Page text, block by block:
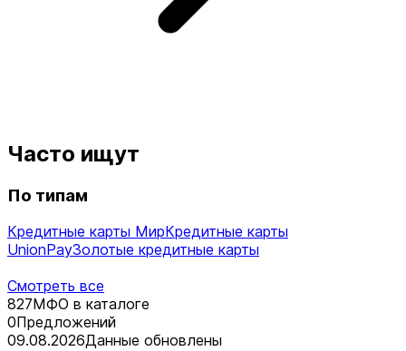
Часто ищут
По типам
Кредитные карты МирКредитные карты
UnionPayЗолотые кредитные карты
Смотреть все
827МФО в каталоге
0Предложений
09.08.2026Данные обновлены